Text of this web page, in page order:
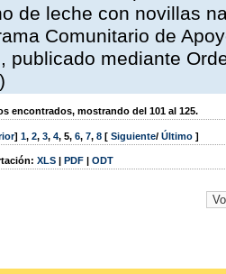
de leche con novillas
Comunitario de
publicado mediante
encontrados, mostrando del 101 al 125.
] 1, 2, 3, 4, 5, 6, 7, 8 [ Siguiente/ Último ]
XLS | PDF | ODT